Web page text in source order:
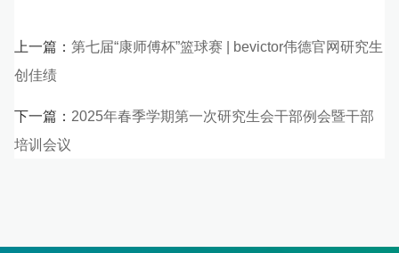
上一篇： 第七届“康师傅杯”篮球赛 | ​bevictor伟德官网研究生
创佳绩
下一篇： 2025年春季学期第一次研究生会干部例会暨干部
培训会议